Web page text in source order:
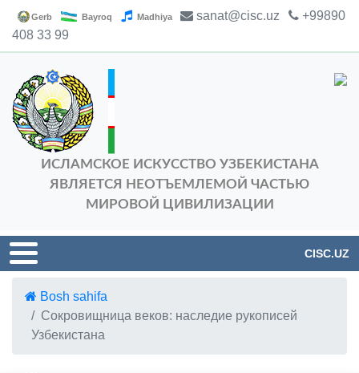
Gerb Bayroq Madhiya sanat@cisc.uz
+99890
408 33 99
ИСЛАМСКОЕ ИСКУССТВО УЗБЕКИСТАНА
ЯВЛЯЕТСЯ НЕОТЪЕМЛЕМОЙ ЧАСТЬЮ
МИРОВОЙ ЦИВИЛИЗАЦИИ
CISC.UZ
Bosh sahifa
Сокровищница веков: наследие рукописей
Узбекистана